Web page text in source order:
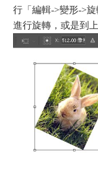
行「編輯->變形->
進行旋轉，或是到